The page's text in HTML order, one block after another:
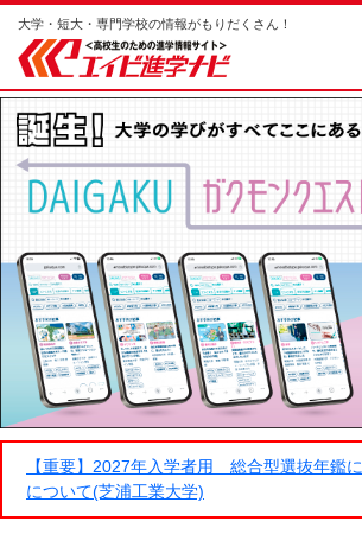
大学・短大・専門学校の情報がもりだくさん！
【重要】2027年入学者用 総合型選抜年鑑
について(芝浦工業大学)